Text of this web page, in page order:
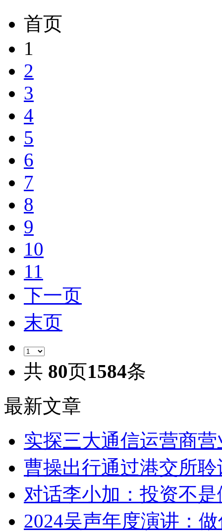
首页
1
2
3
4
5
6
7
8
9
10
11
下一页
末页
共 80页1584条
最新文章
实探三大通信运营商
曹操出行通过港交所聆
对话李小加：投资不
2024吴声年度演讲：